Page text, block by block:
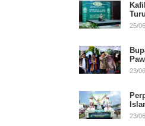
25/
23/
23/